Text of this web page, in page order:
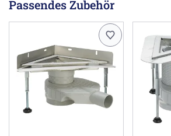
Passendes Zubehör